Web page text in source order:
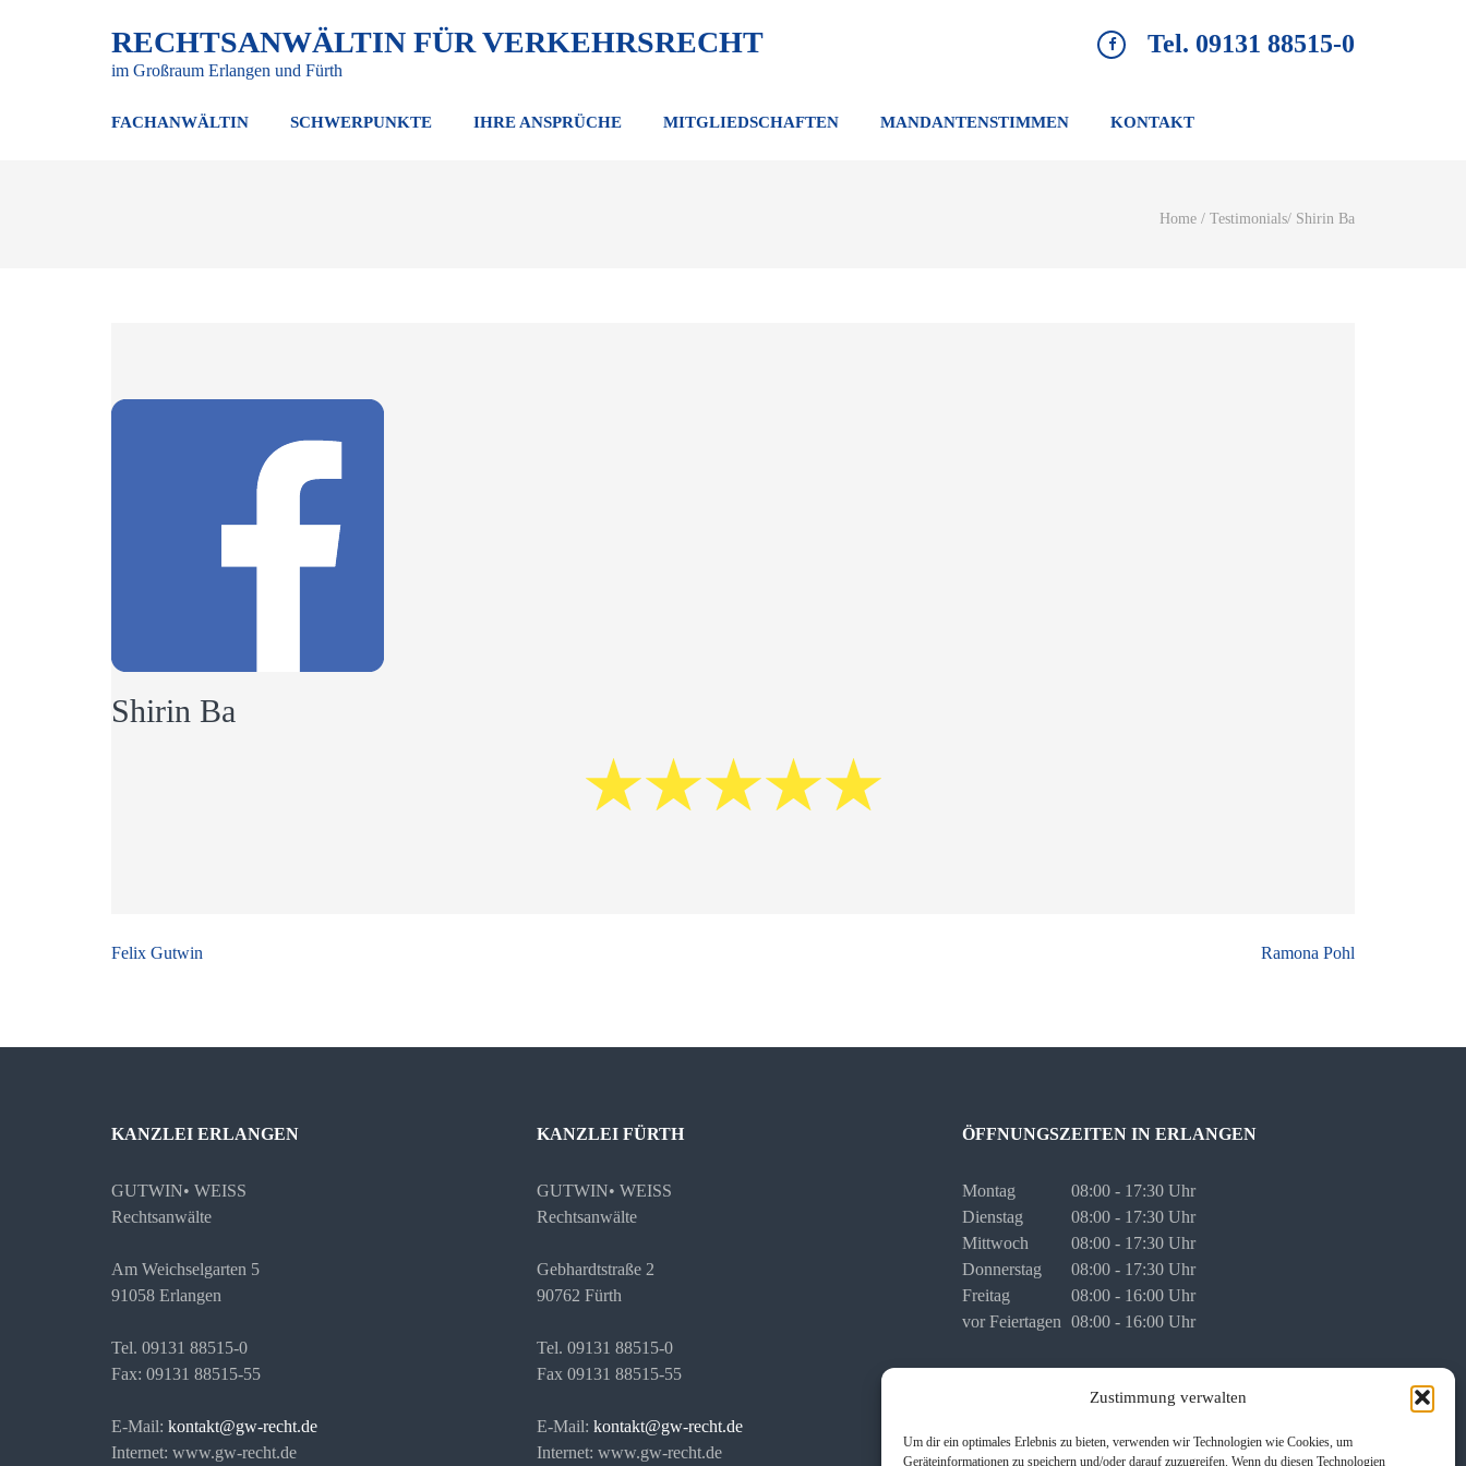
Zustimmung verwalten
Um dir ein optimales Erlebnis zu bieten, verwenden wir Technologien wie Cookies, um
Geräteinformationen zu speichern und/oder darauf zuzugreifen. Wenn du diesen Technologien
RECHTSANWÄLTIN FÜR VERKEHRSRECHT
im Großraum Erlangen und Fürth
Tel. 09131 88515-0
FACHANWÄLTIN SCHWERPUNKTE IHRE ANSPRÜCHE MITGLIEDSCHAFTEN MANDANTENSTIMMEN KONTAKT
Home / Testimonials/ Shirin Ba
Shirin Ba
Beitragsnavigation
Felix Gutwin Ramona Pohl
KANZLEI ERLANGEN
GUTWIN• WEISS
Rechtsanwälte
Am Weichselgarten 5
91058 Erlangen
Tel. 09131 88515-0
Fax: 09131 88515-55
E-Mail: kontakt@gw-recht.de
Internet: www.gw-recht.de
KANZLEI FÜRTH
GUTWIN• WEISS
Rechtsanwälte
Gebhardtstraße 2
90762 Fürth
Tel. 09131 88515-0
Fax 09131 88515-55
E-Mail: kontakt@gw-recht.de
Internet: www.gw-recht.de
ÖFFNUNGSZEITEN IN ERLANGEN
Montag
08:00 - 17:30 Uhr
Dienstag
08:00 - 17:30 Uhr
Mittwoch
08:00 - 17:30 Uhr
Donnerstag
08:00 - 17:30 Uhr
Freitag
08:00 - 16:00 Uhr
vor Feiertagen 08:00 - 16:00 Uhr
Termine für persönliche Besprechungen stimmen wir mit
Ihnen individuell ab.